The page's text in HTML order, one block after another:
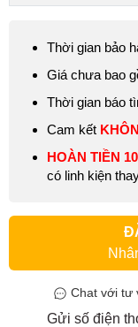
Thời gian bảo
Giá chưa bao
Thời gian báo
Cam kết
HOÀN TIỀN
có linh kiện
Chat với tư
Gửi số điện